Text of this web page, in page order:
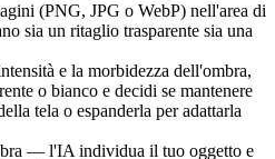
(PNG, JPG o WebP) nell'area di
sia un ritaglio trasparente sia una
e la morbidezza dell'ombra,
o bianco e decidi se mantenere
tela o espanderla per adattarla
— l'IA individua il tuo oggetto e